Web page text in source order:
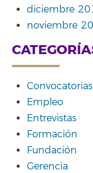
diciembre
noviembre
Empleo
Entrevistas
Formación
Fundación
Gerencia